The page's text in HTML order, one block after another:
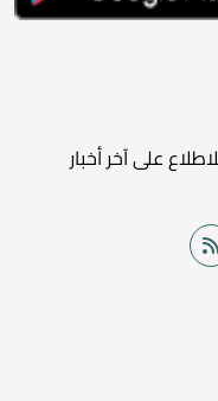
على آخر أخبار